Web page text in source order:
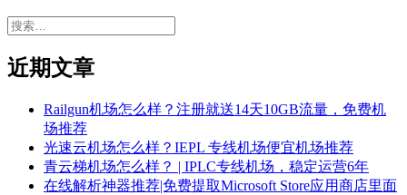
搜
近期文章
Railgun机场怎么样？注册就送14天10GB流量，免费机
场推荐
光速云机场怎么样？IEPL 专线机场便宜机场推荐
青云梯机场怎么样？ | IPLC专线机场，稳定运营6年
在线解析神器推荐|免费提取Microsoft Store应用商店里面